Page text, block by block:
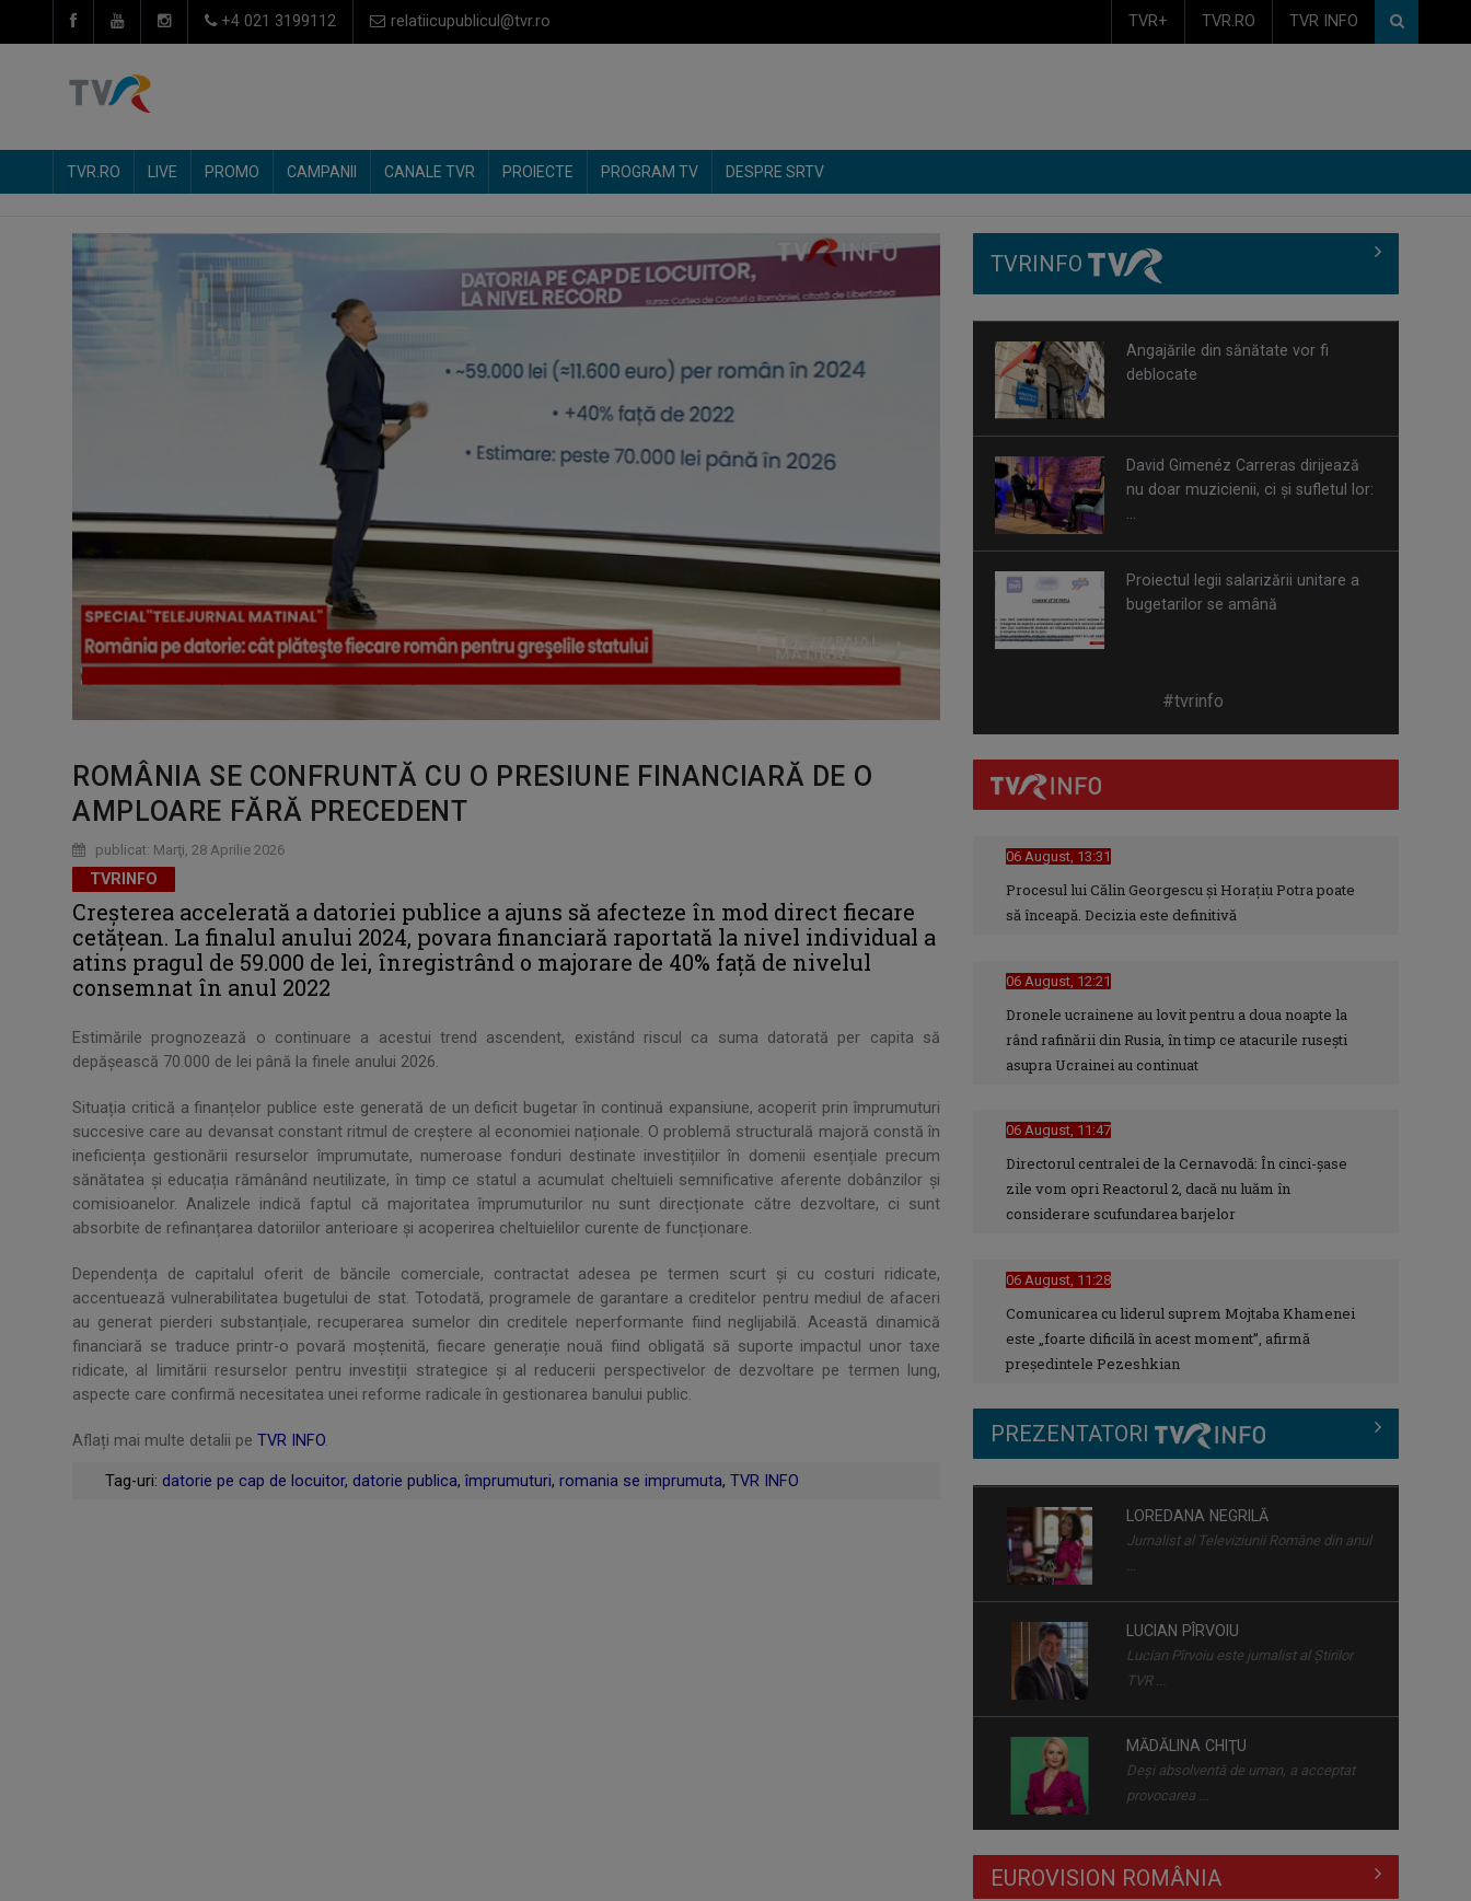
+4 021 3199112 relatiicupublicul@tvr.ro TVR+ TVR.RO TVR INFO
TVR.RO LIVE PROMO CAMPANII CANALE TVR PROIECTE PROGRAM TV DESPRE SRTV
ROMÂNIA SE CONFRUNTĂ CU O PRESIUNE FINANCIARĂ DE O
AMPLOARE FĂRĂ PRECEDENT
publicat: Marţi, 28 Aprilie 2026
TVRINFO
Creșterea accelerată a datoriei publice a ajuns să afecteze în mod direct fiecare
cetățean. La finalul anului 2024, povara financiară raportată la nivel individual a
atins pragul de 59.000 de lei, înregistrând o majorare de 40% față de nivelul
consemnat în anul 2022
Estimările prognozează o continuare a acestui trend ascendent, existând riscul ca suma datorată per capita să
depășească 70.000 de lei până la finele anului 2026.
Situația critică a finanțelor publice este generată de un deficit bugetar în continuă expansiune, acoperit prin împrumuturi
succesive care au devansat constant ritmul de creștere al economiei naționale. O problemă structurală majoră constă în
ineficiența gestionării resurselor împrumutate, numeroase fonduri destinate investițiilor în domenii esențiale precum
sănătatea și educația rămânând neutilizate, în timp ce statul a acumulat cheltuieli semnificative aferente dobânzilor și
comisioanelor. Analizele indică faptul că majoritatea împrumuturilor nu sunt direcționate către dezvoltare, ci sunt
absorbite de refinanțarea datoriilor anterioare și acoperirea cheltuielilor curente de funcționare.
Dependența de capitalul oferit de băncile comerciale, contractat adesea pe termen scurt și cu costuri ridicate,
accentuează vulnerabilitatea bugetului de stat. Totodată, programele de garantare a creditelor pentru mediul de afaceri
au generat pierderi substanțiale, recuperarea sumelor din creditele neperformante fiind neglijabilă. Această dinamică
financiară se traduce printr-o povară moștenită, fiecare generație nouă fiind obligată să suporte impactul unor taxe
ridicate, al limitării resurselor pentru investiții strategice și al reducerii perspectivelor de dezvoltare pe termen lung,
aspecte care confirmă necesitatea unei reforme radicale în gestionarea banului public.
Aflați mai multe detalii pe TVR INFO.
Tag-uri: datorie pe cap de locuitor, datorie publica,împrumuturi, romania se imprumuta, TVR INFO
TVRINFO
Angajările din sănătate vor fi
deblocate
David Gimenéz Carreras dirijează
nu doar muzicienii, ci și sufletul lor:
Proiectul legii salarizării unitare a
bugetarilor se amână
Decizie judecătorească: Procedura
Autoritățile încearcă să evalueze
Bilanț critic al instabilității
Cu ajutorul lor, viaţa triufă.
Documentarul „Transplantul,
APADOR-CH a câștigat procesul cu
Guvernul pentru comunicarea
hotărârilor de ...
Franţei”, de la Paris, în direct la TVR
INFO
contestațiilor urcă rata de
promovare la cel mai ...
nevoie de soluții - nouă dezbatere
la ...
economică
Ankara și evaluarea strategică a
României ...
#tvrinfo
06 August, 13:31
Procesul lui Călin Georgescu și Horațiu Potra poate
să înceapă. Decizia este definitivă
06 August, 12:21
Dronele ucrainene au lovit pentru a doua noapte la
rând rafinării din Rusia, în timp ce atacurile rusești
asupra Ucrainei au continuat
06 August, 11:47
Directorul centralei de la Cernavodă: În cinci-şase
zile vom opri Reactorul 2, dacă nu luăm în
considerare scufundarea barjelor
06 August, 11:28
Comunicarea cu liderul suprem Mojtaba Khamenei
este „foarte dificilă în acest moment”, afirmă
preşedintele Pezeshkian
PREZENTATORI
LOREDANA NEGRILĂ
Jurnalist al Televiziunii Române din anul
LUCIAN PÎRVOIU
Lucian Pîrvoiu este jurnalist al Ştirilor
TVR ...
MĂDĂLINA CHIŢU
Deși absolventă de uman, a acceptat
provocarea ...
ROXANA ZAMFIRESCU
Cu o carieră de peste două decenii în ...
EUROVISION ROMÂNIA